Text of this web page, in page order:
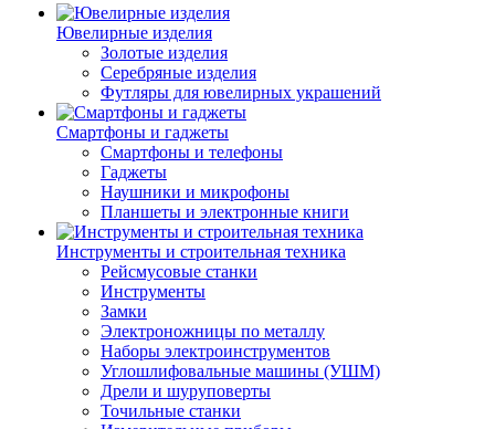
Ювелирные изделия
Золотые изделия
Серебряные изделия
Футляры для ювелирных украшений
Смартфоны и гаджеты
Смартфоны и телефоны
Гаджеты
Наушники и микрофоны
Планшеты и электронные книги
Инструменты и строительная техника
Рейсмусовые станки
Инструменты
Замки
Электроножницы по металлу
Наборы электроинструментов
Углошлифовальные машины (УШМ)
Дрели и шуруповерты
Точильные станки